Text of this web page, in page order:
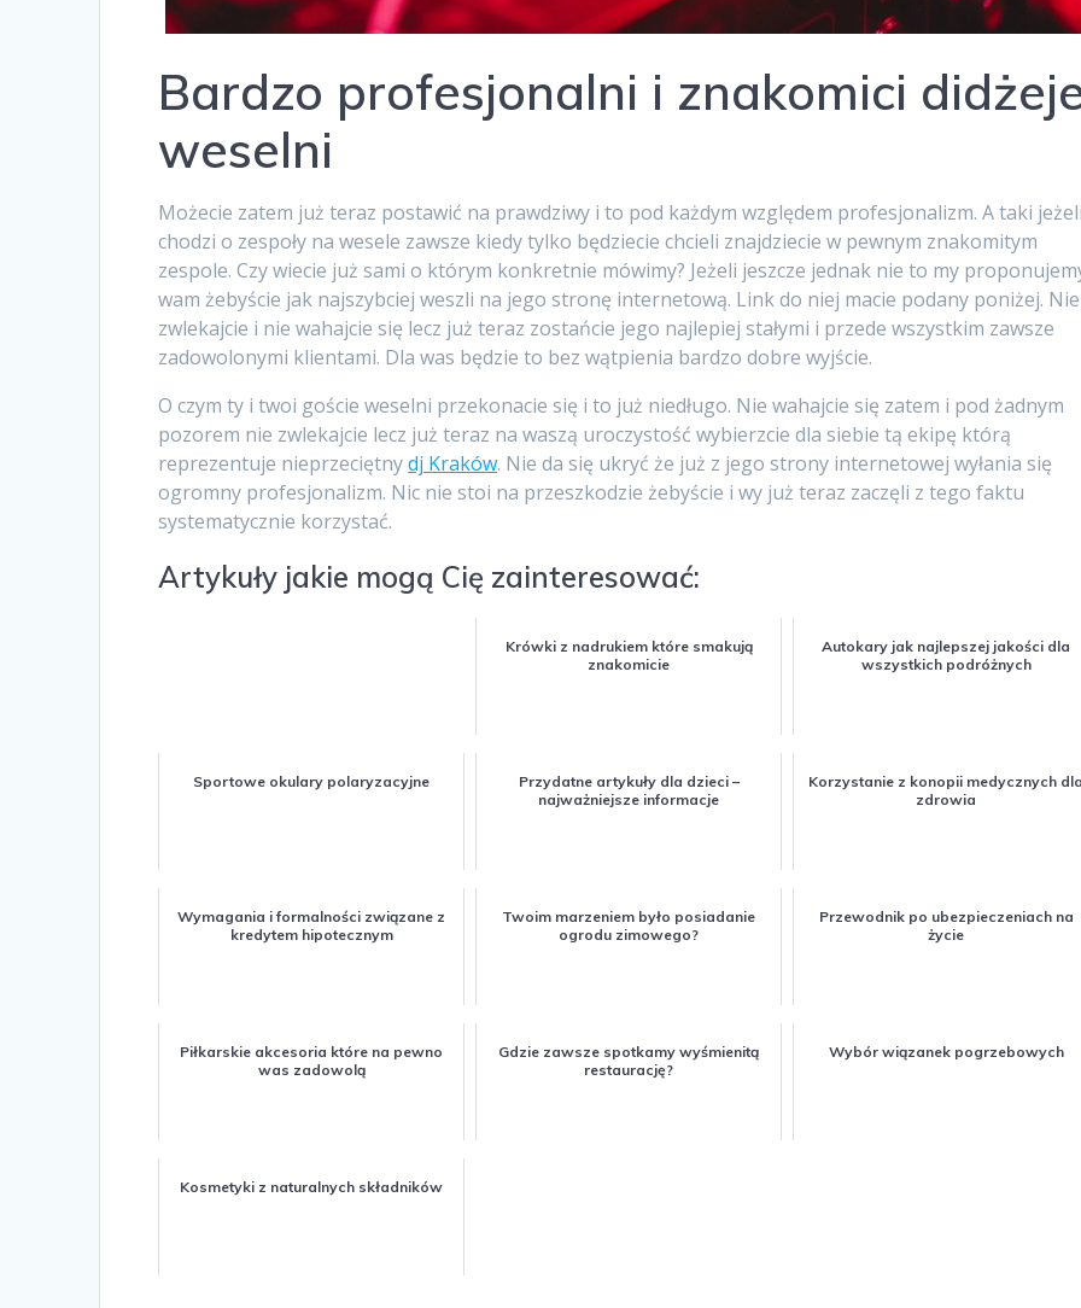
Bardzo profesjonalni i znakomici
weselni
Możecie zatem już teraz postawić na prawdziwy i to pod każdym względem profesjonalizm. A taki
chodzi o zespoły na wesele zawsze kiedy tylko będziecie chcieli znajdziecie w pewnym znakomitym
zespole. Czy wiecie już sami o którym konkretnie mówimy? Jeżeli jeszcze jednak nie to my
wam żebyście jak najszybciej weszli na jego stronę internetową. Link do niej macie podany poniżej. Nie
zwlekajcie i nie wahajcie się lecz już teraz zostańcie jego najlepiej stałymi i przede wszystkim zawsze
zadowolonymi klientami. Dla was będzie to bez wątpienia bardzo dobre wyjście.
O czym ty i twoi goście weselni przekonacie się i to już niedługo. Nie wahajcie się zatem i pod żadnym
pozorem nie zwlekajcie lecz już teraz na waszą uroczystość wybierzcie dla siebie tą ekipę którą
reprezentuje nieprzeciętnydj Kraków. Nie da się ukryć że już z jego strony internetowej wyłania się
ogromny profesjonalizm. Nic nie stoi na przeszkodzie żebyście i wy już teraz zaczęli z tego faktu
systematycznie korzystać.
Artykuły jakie mogą Cię zainteresować:
Krówki z nadrukiem które smakują
znakomicie
Autokary jak najlepszej jakości dla
wszystkich podróżnych
Sportowe okulary polaryzacyjne
Przydatne artykuły dla dzieci –
najważniejsze informacje
Korzystanie z konopii medycznych
zdrowia
Wymagania i formalności związane z
kredytem hipotecznym
Twoim marzeniem było posiadanie
ogrodu zimowego?
Przewodnik po ubezpieczeniach na
życie
Piłkarskie akcesoria które na pewno
was zadowolą
Gdzie zawsze spotkamy wyśmienitą
restaurację?
Wybór wiązanek pogrzebowych
Kosmetyki z naturalnych składników